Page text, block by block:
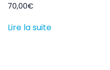
70,00€
Lire la suite